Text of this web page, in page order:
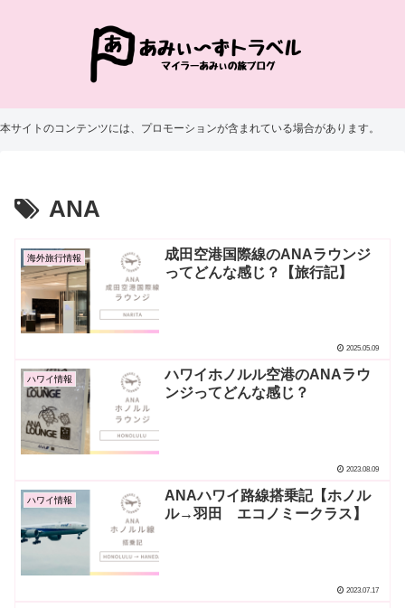
本サイトのコンテンツには、プロモーションが含まれている場合があります。
ANA
海外旅行情報
成田空港国際線のANAラウンジ
ってどんな感じ？【旅行記】
2025.05.09
ハワイ情報
ハワイホノルル空港のANAラウ
ンジってどんな感じ？
2023.08.09
ハワイ情報
ANAハワイ路線搭乗記【ホノル
ル→羽田 エコノミークラス】
2023.07.17